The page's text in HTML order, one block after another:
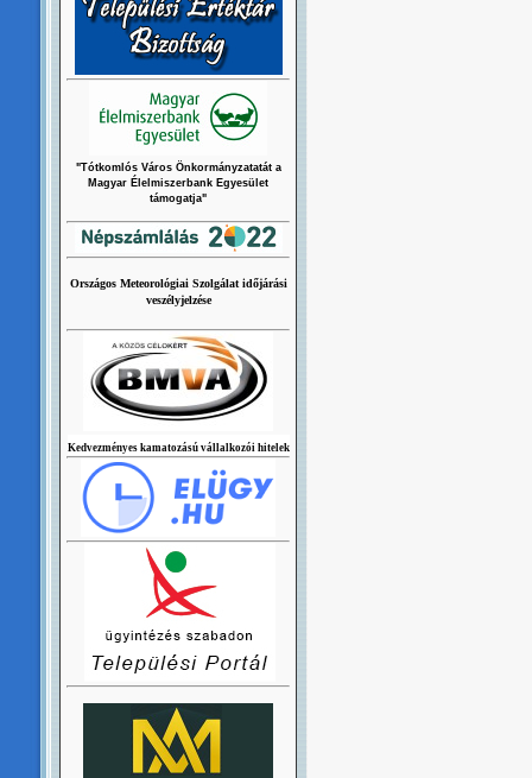
"Tótkomlós Város Önkormányzatatát a
Magyar Élelmiszerbank Egyesület
támogatja"
Országos Meteorológiai Szolgálat időjárási
veszélyjelzése
Kedvezményes kamatozású vállalkozói hitelek